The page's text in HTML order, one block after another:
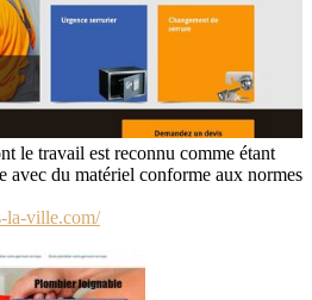
le travail est reconnu comme étant
avec du matériel conforme aux normes
la-ville.com/